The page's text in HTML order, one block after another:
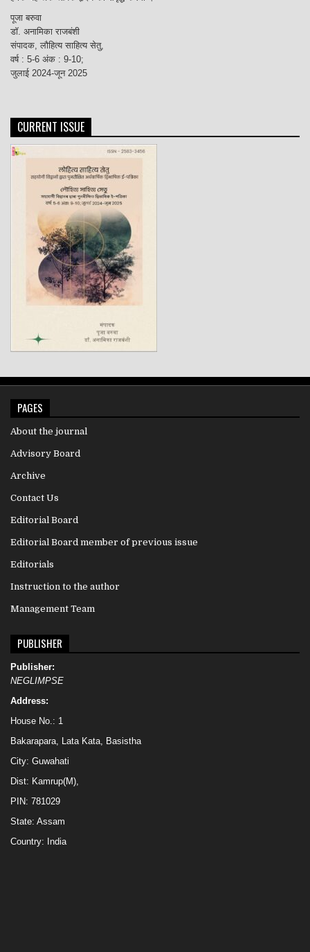
पूजा बरुवा
डॉ. अनामिका राजबंशी
संपादक, लौहित्य साहित्य सेतु,
वर्ष : 5-6 अंक : 9-10;
जुलाई 2024-जून 2025
CURRENT ISSUE
PAGES
About the journal
Advisory Board
Archive
Contact Us
Editorial Board
Editorial Board member of previous issue
Editorials
Instruction to the author
Management Team
PUBLISHER
Publisher:
NEGLIMPSE
Address:
House No.: 1
Bakarapara, Lata Kata, Basistha
City: Guwahati
Dist: Kamrup(M),
PIN: 781029
State: Assam
Country: India